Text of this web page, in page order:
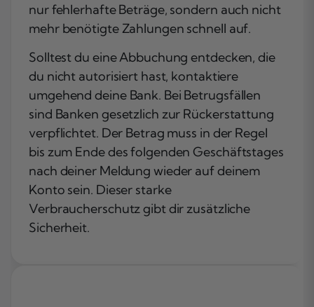
nur fehlerhafte Beträge, sondern auch nicht
mehr benötigte Zahlungen schnell auf.
Solltest du eine Abbuchung entdecken, die
du nicht autorisiert hast, kontaktiere
umgehend deine Bank. Bei Betrugsfällen
sind Banken gesetzlich zur Rückerstattung
verpflichtet. Der Betrag muss in der Regel
bis zum Ende des folgenden Geschäftstages
nach deiner Meldung wieder auf deinem
Konto sein. Dieser starke
Verbraucherschutz gibt dir zusätzliche
Sicherheit.